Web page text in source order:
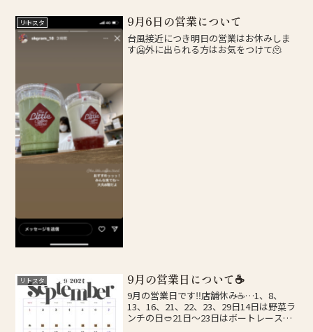
リトスタ 9月6日の営業について
台風接近につき明日の営業はお休みしま
す🥶外に出られる方はお気をつけて🫠
リトスタ 9月の営業日について☕️
9月の営業日です‼️店舗休み☕️…1、8、
13、16、21、22、23、29日14日は野菜ラ
ンチの日🥙21日〜23日はボートレース下